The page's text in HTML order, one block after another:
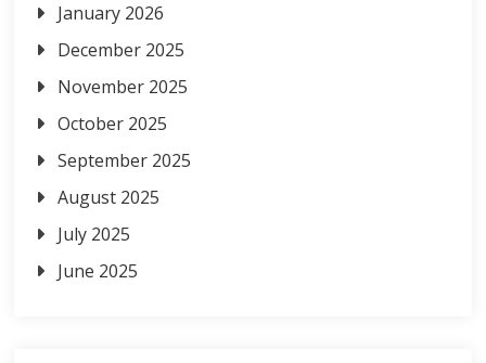
January 2026
December 2025
November 2025
October 2025
September 2025
August 2025
July 2025
June 2025